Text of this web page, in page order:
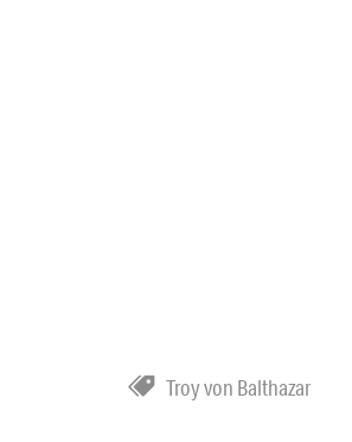
Troy von Balthazar